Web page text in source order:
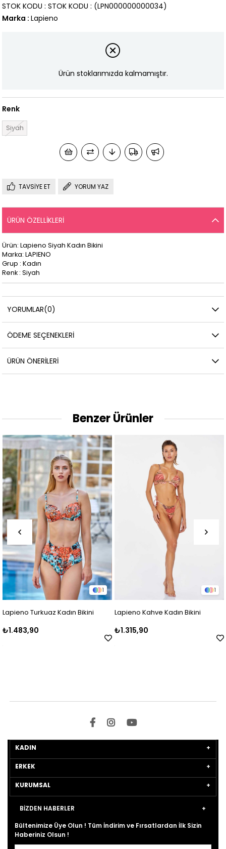
(LPN000000000034)
STOK KODU
STOK KODU
Marka : Lapieno
Ürün stoklarımızda kalmamıştır.
Renk
Siyah
TAVSIYE ET YORUM YAZ
ÜRÜN ÖZELLIKLERI
Ürün: Lapieno Siyah Kadın Bikini
Marka: LAPIENO
Grup : Kadın
Renk : Siyah
YORUMLAR(0)
ÖDEME SEÇENEKLERI
ÜRÜN ÖNERILERI
Benzer Ürünler
1
Turkuaz Kadın Bikini
1
Lapieno Kahve Kadın Bikini
₺1.315,90
KADIN
ERKEK
KURUMSAL
BİZDEN HABERLER
Bültenimize Üye Olun ! Tüm İndirim ve Fırsatlardan İlk Sizin
Haberiniz Olsun !